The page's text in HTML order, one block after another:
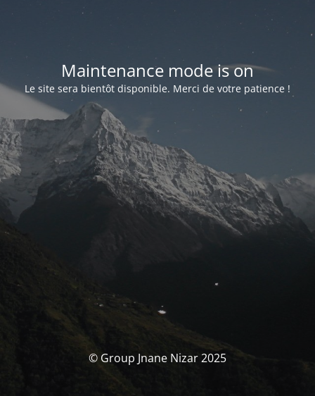
Maintenance mode is on
Le site sera bientôt disponible. Merci de votre patience !
© Group Jnane Nizar 2025